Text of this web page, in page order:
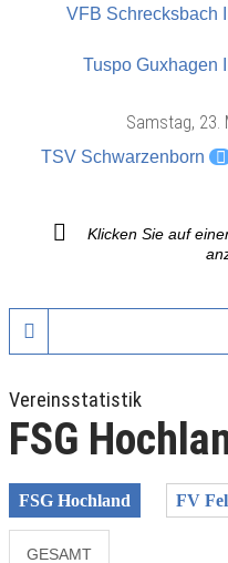
VFB Schrecksbach II
Tuspo Guxhagen II
Samstag, 23.
TSV Schwarzenborn
Klicken Sie auf
Vereinsstatistik
FSG
FSG Hochland FV
GESAMT